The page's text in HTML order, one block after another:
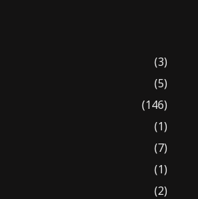
(3)
(5)
(146)
(1)
(7)
(1)
(2)